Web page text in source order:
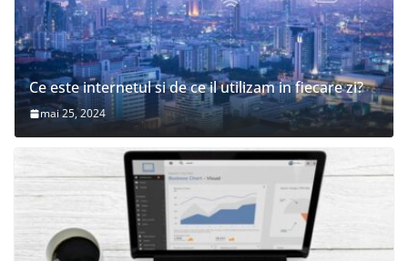
Ce este internetul si de ce il utilizam in fiecare zi?
mai 25, 2024